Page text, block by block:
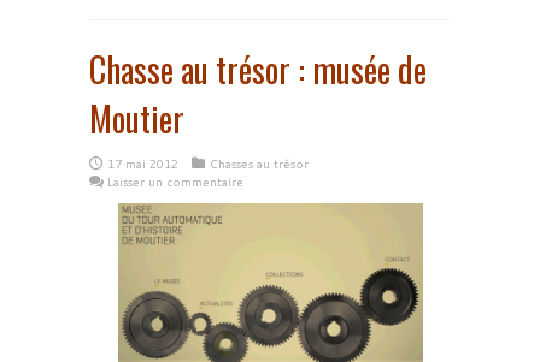
Chasse au trésor : musée de
Moutier
17 mai 2012
Chasses au trésor
Laisser un commentaire